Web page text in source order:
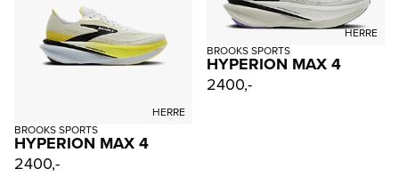
HERRE
BROOKS SPORTS
HYPERION MAX 4
2400,-
HERRE
BROOKS SPORTS
HYPERION MAX 4
2400,-